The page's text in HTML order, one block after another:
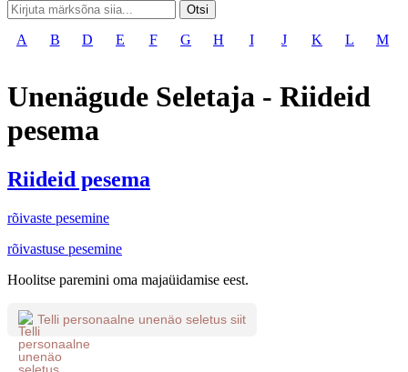
Otsi
A B D E F G H I J K L M
Unenägude Seletaja - Riideid
pesema
Riideid pesema
rõivaste pesemine
rõivastuse pesemine
Hoolitse paremini oma majaüidamise eest.
Telli personaalne unenäo seletus siit